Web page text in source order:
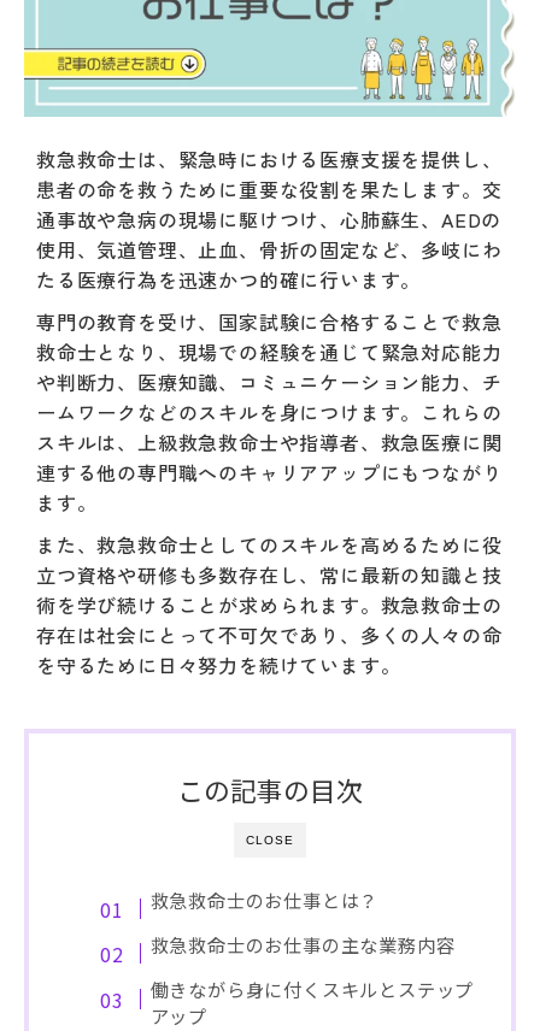
救急救命士は、緊急時における医療支援を提供し、
患者の命を救うために重要な役割を果たします。交
通事故や急病の現場に駆けつけ、心肺蘇生、AEDの
使用、気道管理、止血、骨折の固定など、多岐にわ
たる医療行為を迅速かつ的確に行います。
専門の教育を受け、国家試験に合格することで救急
救命士となり、現場での経験を通じて緊急対応能力
や判断力、医療知識、コミュニケーション能力、チ
ームワークなどのスキルを身につけます。これらの
スキルは、上級救急救命士や指導者、救急医療に関
連する他の専門職へのキャリアアップにもつながり
ます。
また、救急救命士としてのスキルを高めるために役
立つ資格や研修も多数存在し、常に最新の知識と技
術を学び続けることが求められます。救急救命士の
存在は社会にとって不可欠であり、多くの人々の命
を守るために日々努力を続けています。
CLOSE
この記事の目次
救急救命士のお仕事とは？
救急救命士のお仕事の主な業務内容
働きながら身に付くスキルとステップ
アップ